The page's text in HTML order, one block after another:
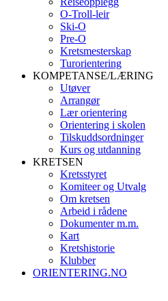
O-Troll-leir
Ski-O
Pre-O
Kretsmesterskap
Turorientering
KOMPETANSE/LÆRING
Utøver
Arrangør
Lær orientering
Orientering i skolen
Tilskuddsordninger
Kurs og utdanning
KRETSEN
Kretsstyret
Komiteer og Utvalg
Om kretsen
Arbeid i rådene
Dokumenter m.m.
Kart
Kretshistorie
Klubber
ORIENTERING.NO